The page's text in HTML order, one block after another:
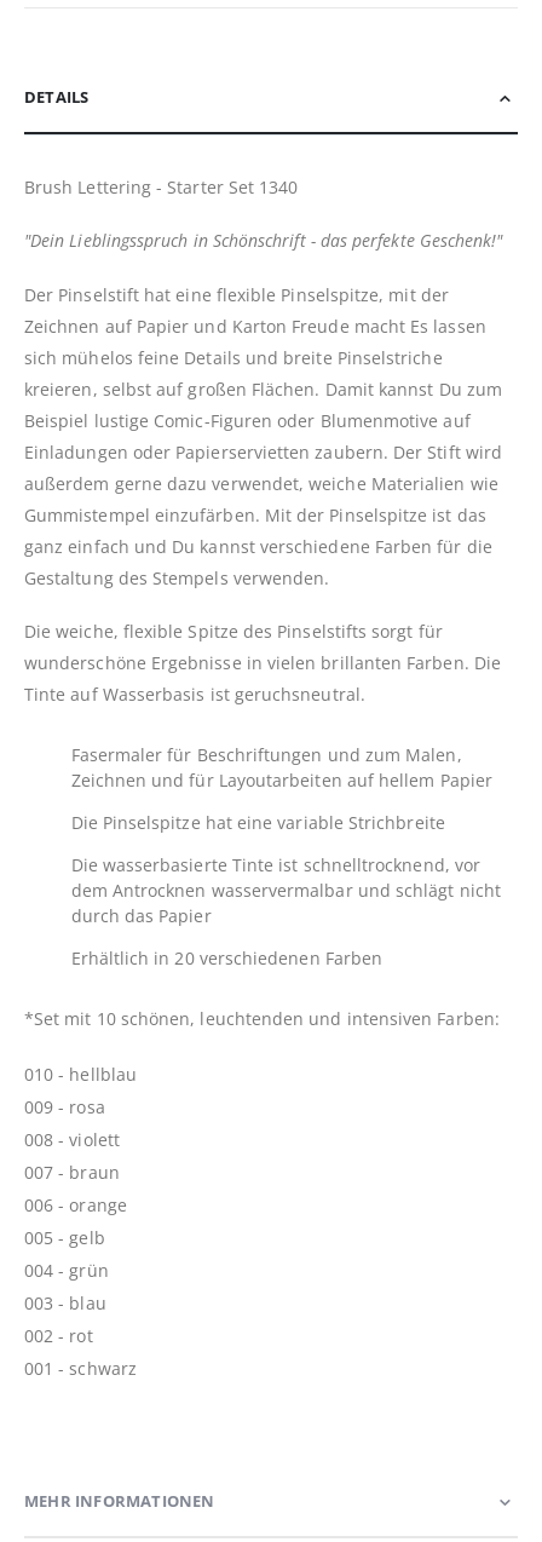
DETAILS
Brush Lettering - Starter Set 1340
"Dein Lieblingsspruch in Schönschrift - das perfekte Geschenk!"
Der Pinselstift hat eine flexible Pinselspitze, mit der
Zeichnen auf Papier und Karton Freude macht Es lassen
sich mühelos feine Details und breite Pinselstriche
kreieren, selbst auf großen Flächen. Damit kannst Du zum
Beispiel lustige Comic-Figuren oder Blumenmotive auf
Einladungen oder Papierservietten zaubern. Der Stift wird
außerdem gerne dazu verwendet, weiche Materialien wie
Gummistempel einzufärben. Mit der Pinselspitze ist das
ganz einfach und Du kannst verschiedene Farben für die
Gestaltung des Stempels verwenden.
Die weiche, flexible Spitze des Pinselstifts sorgt für
wunderschöne Ergebnisse in vielen brillanten Farben. Die
Tinte auf Wasserbasis ist geruchsneutral.
Fasermaler für Beschriftungen und zum Malen,
Zeichnen und für Layoutarbeiten auf hellem Papier
Die Pinselspitze hat eine variable Strichbreite
Die wasserbasierte Tinte ist schnelltrocknend, vor
dem Antrocknen wasservermalbar und schlägt nicht
durch das Papier
Erhältlich in 20 verschiedenen Farben
*Set mit 10 schönen, leuchtenden und intensiven Farben:
010 - hellblau
009 - rosa
008 - violett
007 - braun
006 - orange
005 - gelb
004 - grün
003 - blau
002 - rot
001 - schwarz
MEHR INFORMATIONEN